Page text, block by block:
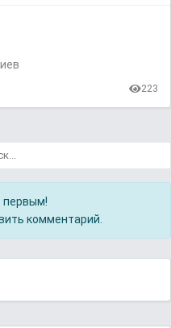
223
первым!
комментарий.